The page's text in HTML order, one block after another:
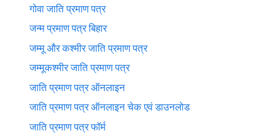
गोवा जाति प्रमाण पत्र
जन्म प्रमाण पत्र बिहार
जम्मू और कश्मीर जाति प्रमाण पत्र
जम्मूकश्मीर जाति प्रमाण पत्र
जाति प्रमाण पत्र ऑनलाइन
जाति प्रमाण पत्र ऑनलाइन चेक एवं डाउनलोड
जाति प्रमाण पत्र फॉर्म